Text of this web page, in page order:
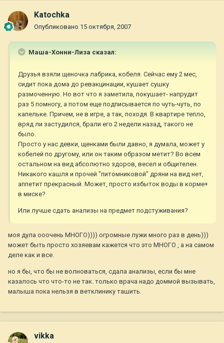
Katochka
Опубликовано 15 октября, 2007
Маша-Хонни-Лиза сказал:
Друзья взяли щеночка лабрика, кобеля. Сейчас ему 2 мес,
сидит пока дома до ревакцинации, кушает сушку
размоченную. Но вот что я заметила, покушает- напрудит
раз 5 помногу, а потом еще подписывается по чуть-чуть, по
капельке. Причем, не в игре, а так, походя. В квартире тепло,
вряд ли застудился, брали его 2 недели назад, такого не
было.
Просто у нас девки, щенками были давно, я думала, может у
кобелей по другому, или он таким образом метит? Во всем
остальном на вид абсолютно здоров, весел и общителен.
Никакого кашля и прочей "питомниковой" дряни на вид нет,
аппетит прекрасный. Может, просто избыток воды в корме+
в миске?
Или лучше сдать анализы на предмет подстуживания?
моя дула ооочень МНОГО)))) огромные лужи много раз в день)))
может быть просто хозяевам кажется что это МНОГО , а на самом
деле как и все.
но я бы, что бы не волноваться, сдала анализы, если бы мне
казалось что что-то не так. только врача надо доммой вызывать,
малыша пока нельзя в ветклинику ташить.
vikka